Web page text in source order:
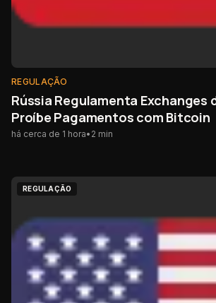
REGULAÇÃO
Rússia Regulamenta Exchanges
Proíbe Pagamentos com Bitcoin
há cerca de 1 hora• 2 min
REGULAÇÃO